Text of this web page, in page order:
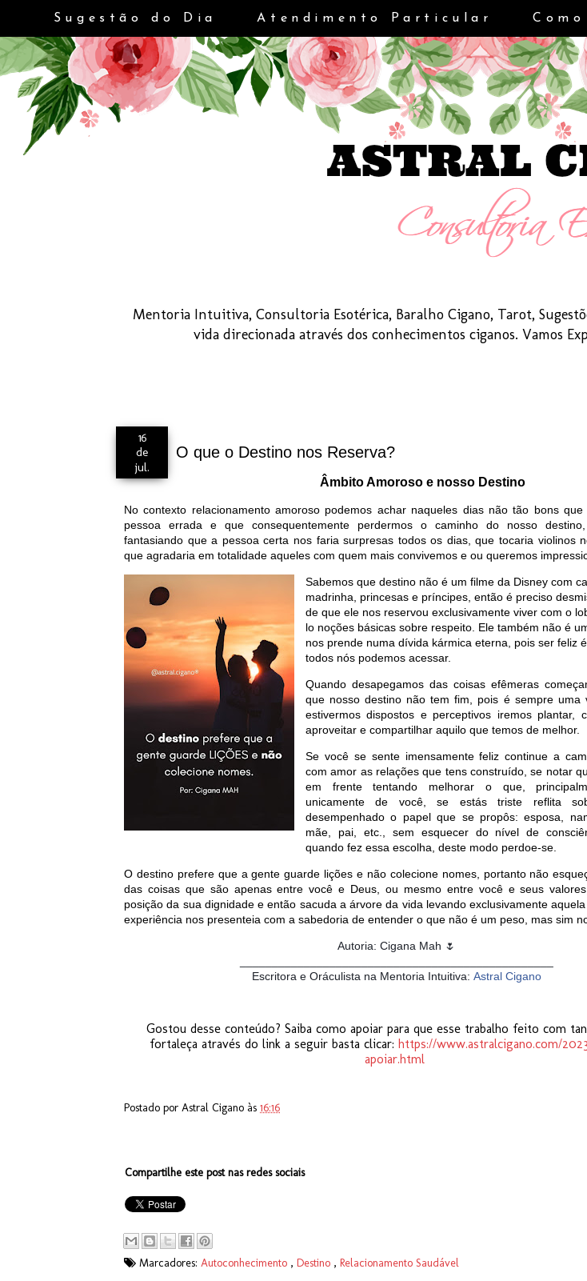
Mentoria Intuitiva, Consultoria Esotérica, Baralho Cigano, Tarot,
vida direcionada através dos conhecimentos ciganos. Vamos
Sugestão do Dia Atendimento Particular
16
de
jul.
O que o Destino nos Reserva?
Âmbito Amoroso e nosso Destino
No contexto relacionamento amoroso podemos achar naqueles dias não tão bons
pessoa errada e que consequentemente perdermos o caminho do nosso
fantasiando que a pessoa certa nos faria surpresas todos os dias, que tocaria violinos
que agradaria em totalidade aqueles com quem mais convivemos e ou queremos
Sabemos que destino não é um filme da Disney com
madrinha, princesas e príncipes, então é preciso
de que ele nos reservou exclusivamente viver com o
lo noções básicas sobre respeito. Ele também não é
nos prende numa dívida kármica eterna, pois ser feliz
todos nós podemos acessar.
Quando desapegamos das coisas efêmeras
que nosso destino não tem fim, pois é sempre uma
estivermos dispostos e perceptivos iremos plantar,
aproveitar e compartilhar aquilo que temos de melhor.
Se você se sente imensamente feliz continue a
com amor as relações que tens construído, se notar
em frente tentando melhorar o que,
unicamente de você, se estás triste reflita
desempenhado o papel que se propôs: esposa,
mãe, pai, etc., sem esquecer do nível de
quando fez essa escolha, deste modo perdoe-se.
O destino prefere que a gente guarde lições e não colecione nomes, portanto não
das coisas que são apenas entre você e Deus, ou mesmo entre você e seus
posição da sua dignidade e então sacuda a árvore da vida levando exclusivamente
experiência nos presenteia com a sabedoria de entender o que não é um peso, mas sim
Autoria: Cigana Mah 🌷
Escritora e Oráculista na Mentoria Intuitiva: Astral Cigano
Gostou desse conteúdo? Saiba como apoiar para que esse trabalho feito com
fortaleça através do link a seguir basta clicar: https://www.astralcigano.com/
apoiar.html
Postado por Astral Cigano às 16:16
Compartilhe este post nas redes sociais
Marcadores: Autoconhecimento , Destino , Relacionamento Saudável